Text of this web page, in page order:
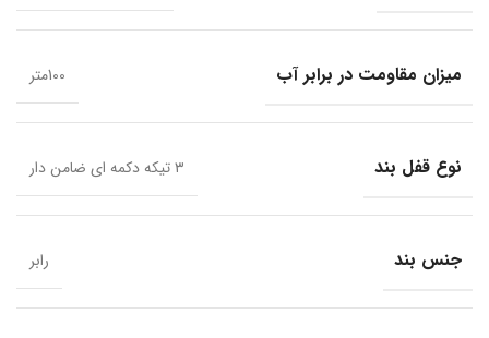
میزان مقاومت در برابر آب 100متر
نوع قفل بند ۳ تیکه دکمه ای ضامن دار
جنس بند رابر